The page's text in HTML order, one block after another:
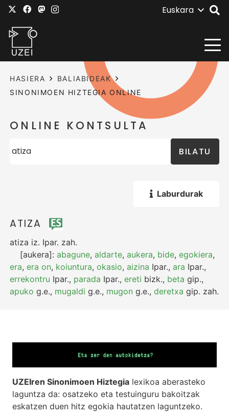
Euskara
HASIERA
BALIABIDEAK
SINONIMOEN HIZTEGIA ONLINE
ONLINE KONTSULTA
BILATU
Laburdurak
ATIZA
atiza iz. Ipar. zah.
[aukera]:abagune,aldarte,aukera, bide,egokiera,
era,era on, koiuntura,okasio,aizina Ipar.,ara Ipar.,
errekontru Ipar., parada Ipar.,ereti bizk., beta gip.,
apuko g.e., mugaldi g.e., mugon g.e.,deretxa gip. zah.
UZEIren Sinonimoen Hiztegia lexikoa aberasteko
laguntza da: osatzeko eta testuinguru bakoitzak
eskatzen duen hitz egokia hautatzen laguntzeko.